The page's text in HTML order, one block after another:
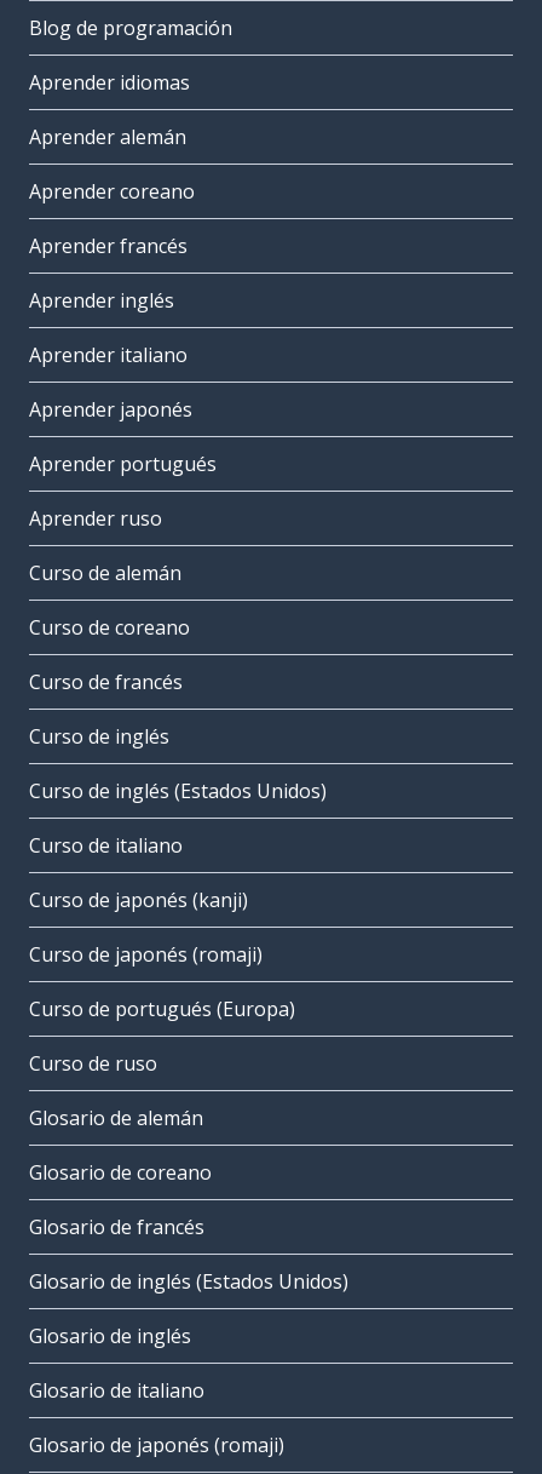
Blog de programación
Aprender idiomas
Aprender alemán
Aprender coreano
Aprender francés
Aprender inglés
Aprender italiano
Aprender japonés
Aprender portugués
Aprender ruso
Curso de alemán
Curso de coreano
Curso de francés
Curso de inglés
Curso de inglés (Estados Unidos)
Curso de italiano
Curso de japonés (kanji)
Curso de japonés (romaji)
Curso de portugués (Europa)
Curso de ruso
Glosario de alemán
Glosario de coreano
Glosario de francés
Glosario de inglés (Estados Unidos)
Glosario de inglés
Glosario de italiano
Glosario de japonés (romaji)